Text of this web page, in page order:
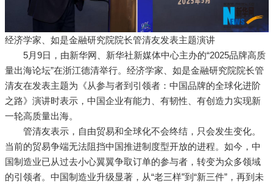
经济学家、如是金融研究院院长管清友发表主题演讲
5月9日，由新华网、新华社新媒体中心主办的“2025品牌高质
量出海论坛”在浙江德清举行。经济学家、如是金融研究院院长管
清友在发表主题为《从参与者到引领者：中国品牌的全球化进阶
之路》演讲时表示，中国企业有能力、有韧性、有创造力实现新
一轮高质量出海。
管清友表示，自由贸易和全球化不会终结，只会发生变化。
当前的贸易争端无法阻挡中国推进制度型开放的进程。如今，中
国制造业已从过去小心翼翼争取订单的参与者，转变为众多领域
的引领者。中国制造业升级显著，从“老三样”到“新三件”，再到未